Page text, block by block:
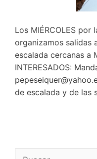
Los MIÉRCOLES por
organizamos salidas
escalada cercanas a
INTERESADOS:
de escalada y de las